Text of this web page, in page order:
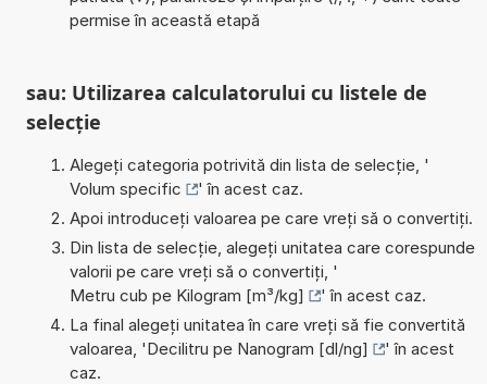
permise în această etapă
sau: Utilizarea calculatorului cu listele de
selecție
Alegeți categoria potrivită din lista de selecție, '
Volum specific
' în acest caz.
Apoi introduceți valoarea pe care vreți să o convertiți.
Din lista de selecție, alegeți unitatea care corespunde
valorii pe care vreți să o convertiți, '
Metru cub pe Kilogram [m³/kg]
' în acest caz.
La final alegeți unitatea în care vreți să fie convertită
valoarea, 'Decilitru pe Nanogram [dl/ng]
' în acest
caz.